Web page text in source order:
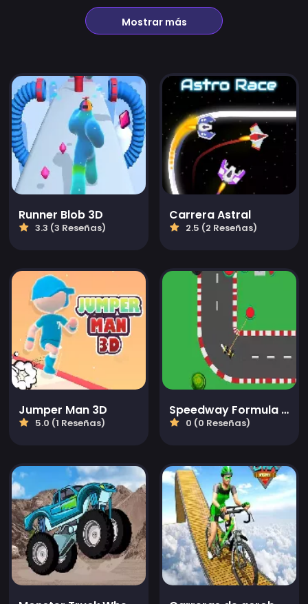
Mostrar más
Runner Blob 3D
3.3 (3 Reseñas)
Carrera Astral
2.5 (2 Reseñas)
Jumper Man 3D
5.0 (1 Reseñas)
Speedway Formula Drag 2023
0 (0 Reseñas)